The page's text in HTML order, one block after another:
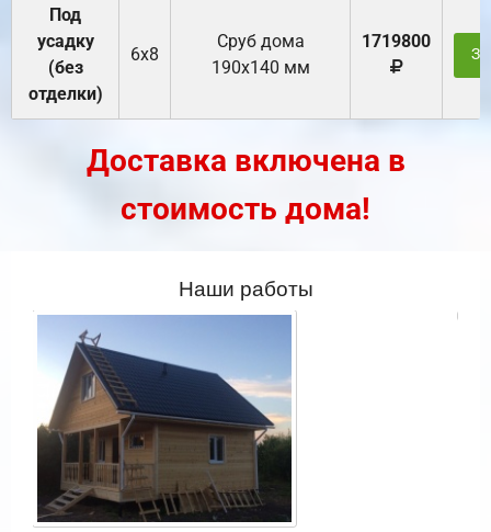
Под
усадку
(без
отделки)
6х8
Cруб дома
190х140 мм
1719800
Доставка включена в
стоимость дома!
Наши работы